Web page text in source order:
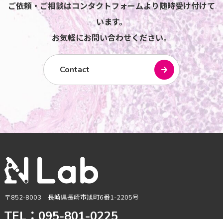
ご依頼・ご相談はコンタクトフォームより随時受け付けて
います。
お気軽にお問い合わせください。
Contact
〒852-8003 長崎県長崎市旭町6番1-2205号